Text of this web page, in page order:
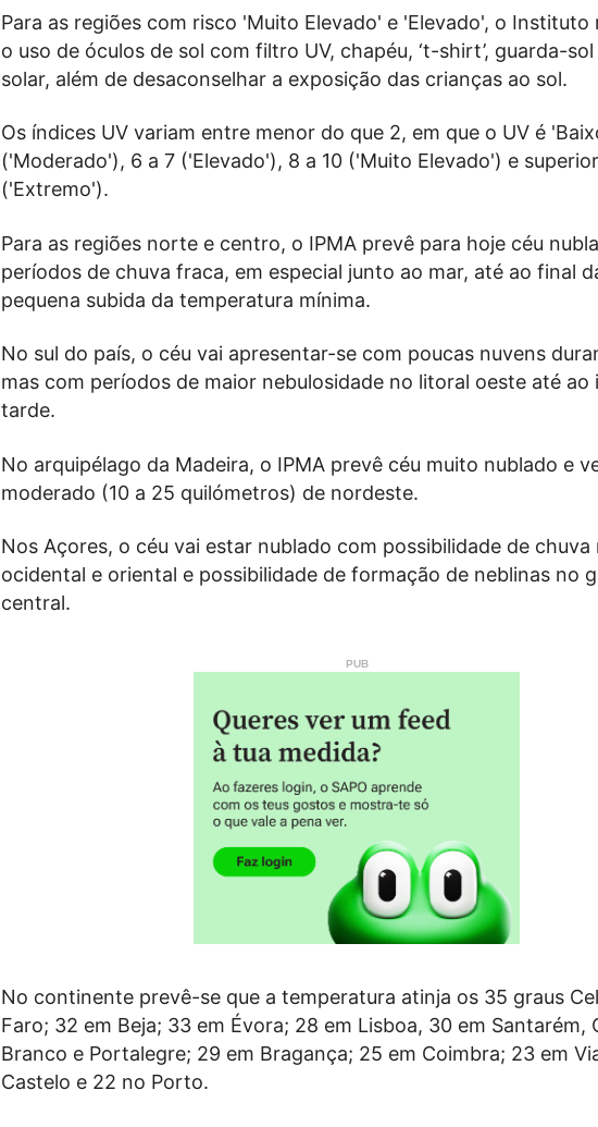
Para as regiões com risco 'Muito Elevado' e 'Elevado', o Instituto
o uso de óculos de sol com filtro UV, chapéu, ‘t-shirt’, guarda-
solar, além de desaconselhar a exposição das crianças ao sol.
Os índices UV variam entre menor do que 2, em que o UV é
('Moderado'), 6 a 7 ('Elevado'), 8 a 10 ('Muito Elevado') e superior
('Extremo').
Para as regiões norte e centro, o IPMA prevê para hoje céu
períodos de chuva fraca, em especial junto ao mar, até ao final
pequena subida da temperatura mínima.
No sul do país, o céu vai apresentar-se com poucas nuvens
mas com períodos de maior nebulosidade no litoral oeste até ao
tarde.
No arquipélago da Madeira, o IPMA prevê céu muito nublado e
moderado (10 a 25 quilómetros) de nordeste.
Nos Açores, o céu vai estar nublado com possibilidade de chuva
ocidental e oriental e possibilidade de formação de neblinas no
central.
No continente prevê-se que a temperatura atinja os 35 graus
Faro; 32 em Beja; 33 em Évora; 28 em Lisboa, 30 em Santarém,
Branco e Portalegre; 29 em Bragança; 25 em Coimbra; 23 em
Castelo e 22 no Porto.